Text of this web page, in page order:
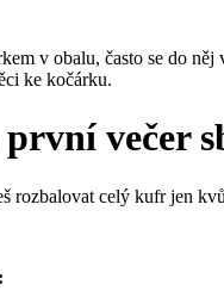
v obalu, často se do něj
ke kočárku.
večer
rozbalovat celý kufr jen